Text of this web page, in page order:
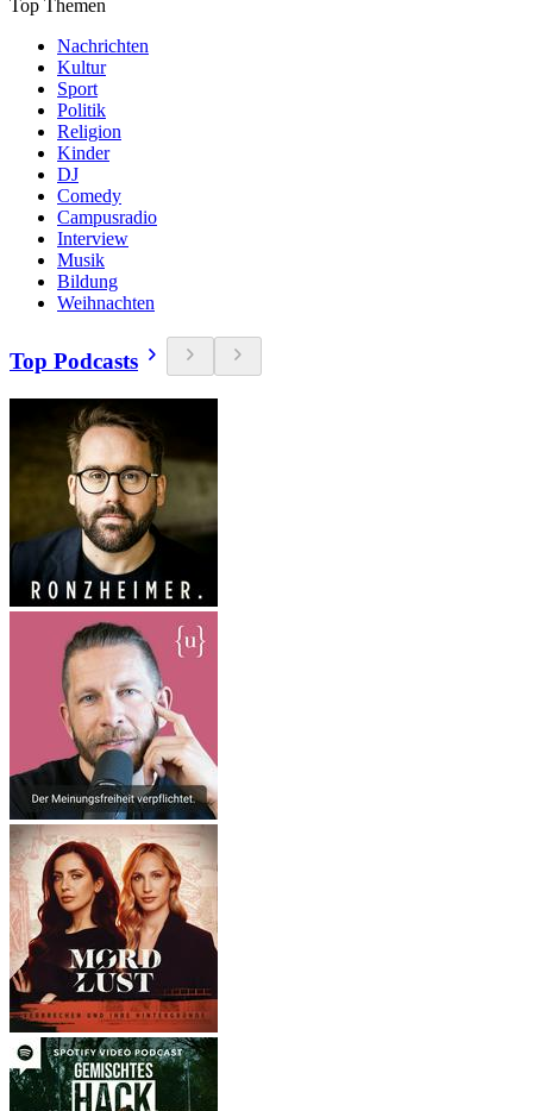
Top Themen
Nachrichten
Kultur
Sport
Politik
Religion
Kinder
DJ
Comedy
Campusradio
Interview
Musik
Bildung
Weihnachten
Top Podcasts